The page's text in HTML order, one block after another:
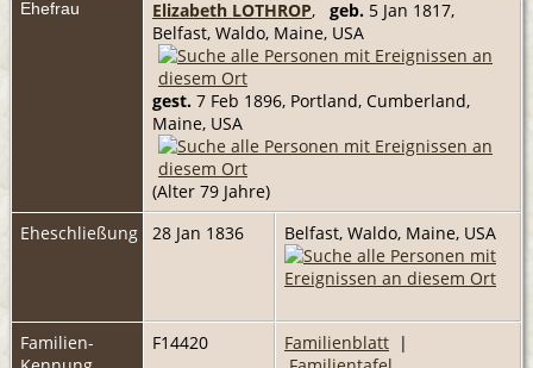
Ehefrau Elizabeth LOTHROP, geb. 5 Jan 1817,
Belfast, Waldo, Maine, USA
gest. 7 Feb 1896, Portland, Cumberland,
Maine, USA
(Alter 79 Jahre)
Eheschließung
28 Jan 1836 Belfast, Waldo, Maine, USA
Familien-
F14420 Familienblatt |